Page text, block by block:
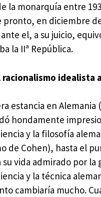
la monarquía entre
pronto, en diciembre
el, a su juicio,
la IIª República.
idealista
estancia en Alemania
hondamente
y la filosofía
de Cohen), hasta el
vida admirado por la
y la técnica
cambiaría mucho.